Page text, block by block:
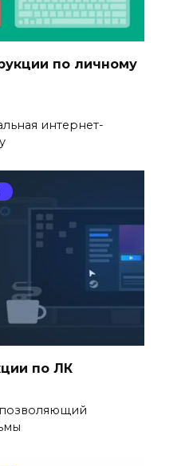
по личному
интернет-
по ЛК
позволяющий